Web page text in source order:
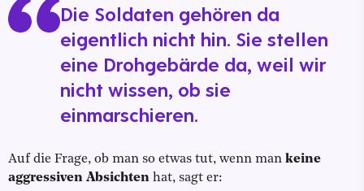
Die Soldaten gehören da
eigentlich nicht hin. Sie stellen
eine Drohgebärde da, weil wir
nicht wissen, ob sie
einmarschieren.
Auf die Frage, ob man so etwas tut, wenn man keine
aggressiven Absichten hat, sagt er: